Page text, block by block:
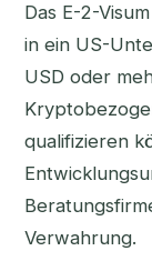
Das E-2-
in ein US-
USD oder
qualifizieren
Verwahrung.